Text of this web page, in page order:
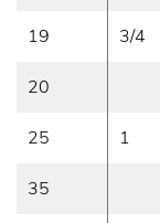
19 3/4
20
25 1
35